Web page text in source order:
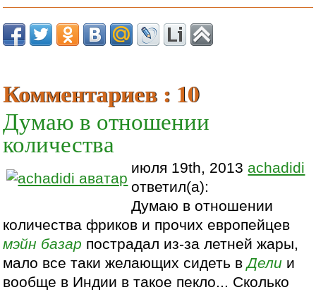
Комментариев : 10
Думаю в отношении
количества
июля 19th, 2013 achadidi
ответил(а):
Думаю в отношении
количества фриков и прочих европейцев
мэйн базар пострадал из-за летней жары,
мало все таки желающих сидеть вДели и
вообще в Индии в такое пекло... Сколько